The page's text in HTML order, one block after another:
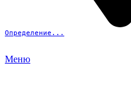
Определение...
Меню